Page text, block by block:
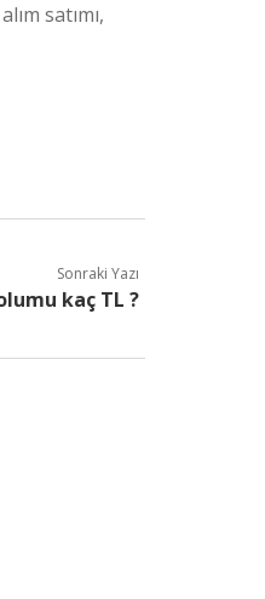
satımı,
Sonraki Yazı
kaç TL ?